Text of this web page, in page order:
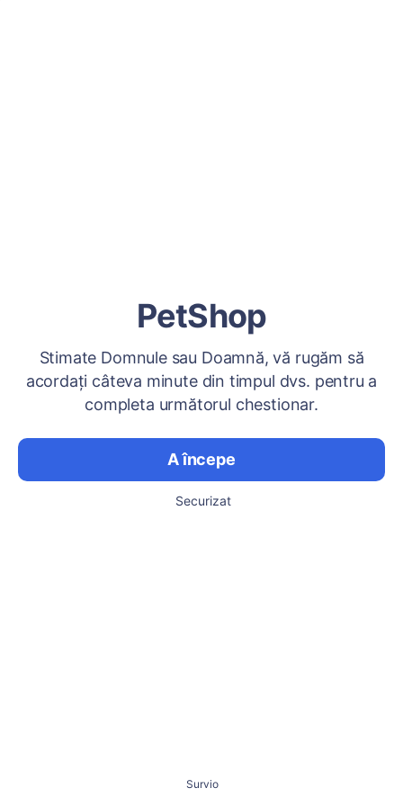
PetShop
Stimate Domnule sau Doamnă, vă rugăm să
acordați câteva minute din timpul dvs. pentru a
completa următorul chestionar.
A începe
Securizat
Survio